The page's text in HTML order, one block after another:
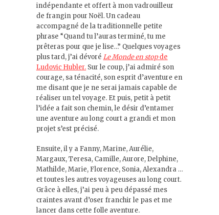
indépendante et offert à mon vadrouilleur
de frangin pour Noël. Un cadeau
accompagné de la traditionnelle petite
phrase “Quand tu l’auras terminé, tu me
prêteras pour que je lise…” Quelques voyages
plus tard, j’ai dévoré Le Monde en stopde
Ludovic Hubler. Sur le coup, j’ai admiré son
courage, sa ténacité, son esprit d’aventure en
me disant que je ne serai jamais capable de
réaliser un tel voyage. Et puis, petit à petit
l’idée a fait son chemin, le désir d’entamer
une aventure au long court a grandi et mon
projet s’est précisé.
Ensuite, il y a Fanny, Marine, Aurélie,
Margaux, Teresa, Camille, Aurore, Delphine,
Mathilde, Marie, Florence, Sonia, Alexandra …
et toutes les autres voyageuses au long court.
Grâce à elles, j’ai peu à peu dépassé mes
craintes avant d’oser franchir le pas et me
lancer dans cette folle aventure.